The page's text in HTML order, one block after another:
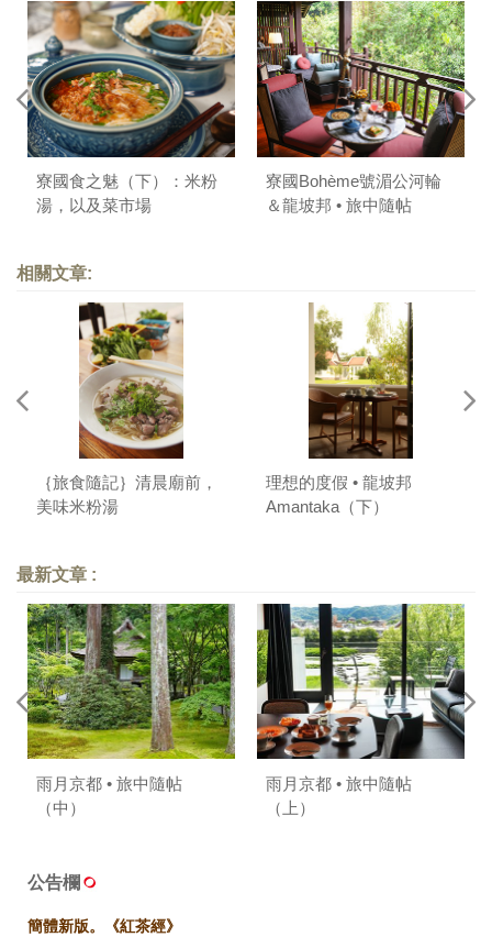
寮國食之魅（下）：米粉
湯，以及菜市場
寮國Bohème號湄公河輪
＆龍坡邦 • 旅中隨帖
相關文章:
｛旅食隨記｝清晨廟前，
美味米粉湯
理想的度假 • 龍坡邦
Amantaka（下）
最新文章 :
雨月京都 • 旅中隨帖
（中）
雨月京都 • 旅中隨帖
（上）
公告欄
簡體新版。《紅茶經》